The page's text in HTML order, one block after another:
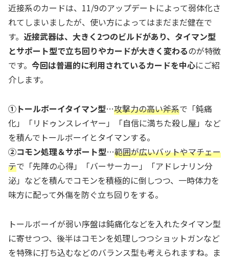
近接系のカードは、11/9のアップデートによって弱体化さ
れてしまいましたが、使い方によってはまだまだ健在で
す。 近接武器は、大きく2つのビルドがあり、タイマン型
とサポート型で立ち回りやカードが大きく変わるのが特徴
です。 今回は普遍的に利用されているカードを中心にご紹
介します。
①トールボーイタイマン型…攻撃力の高い斧系で「鈍痛
化」「リドゥンスレイヤー」「自信に満ちた殺し屋」など
を積んでトールボーイとタイマンする。
②コモン処理＆サポート型…範囲が広いバットやマチェー
テで「先陣の心得」「バーサーカー」「アドレナリン分
泌」などを積んでコモンを積極的に倒しつつ、一時体力を
味方に配って外傷を防ぐ立ち回りをする。
トールボーイが弱い序盤は鈍痛化などを入れたタイマン型
に寄せつつ、後半はコモンを処理しつつショットガンなど
を特殊に打ち込むなどのバランス型も考えられますね。ま